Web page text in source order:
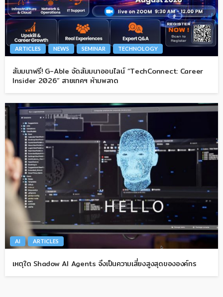
ARTICLES NEWS SEMINAR TECHNOLOGY
สัมมนาฟรี! G-Able จัดสัมมนาออนไลน์ “TechConnect: Career
Insider 2026” สายเทคฯ ห้ามพลาด
AI ARTICLES
เหตุใด Shadow AI Agents จึงเป็นความเสี่ยงสูงสุดขององค์กร